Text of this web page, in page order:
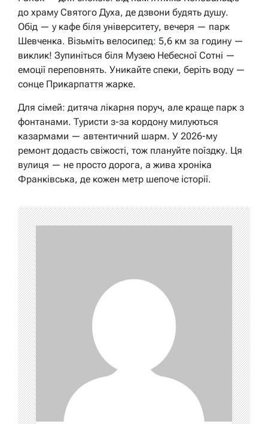
до храму Святого Духа, де дзвони будять душу.
Обід — у кафе біля університету, вечеря — парк
Шевченка. Візьміть велосипед: 5,6 км за годину —
виклик! Зупиніться біля Музею Небесної Сотні —
емоції переповнять. Уникайте спеки, беріть воду —
сонце Прикарпаття жарке.
Для сімей: дитяча лікарня поруч, але краще парк з
фонтанами. Туристи з-за кордону милуються
казармами — автентичний шарм. У 2026-му
ремонт додасть свіжості, тож плануйте поїздку. Ця
вулиця — не просто дорога, а жива хроніка
Франківська, де кожен метр шепоче історії.